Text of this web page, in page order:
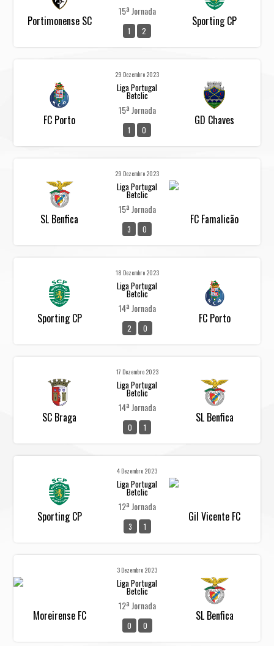
Portimonense SC
15ª Jornada
1 2
Sporting CP
FC Porto
29 Dezembro 2023
Liga Portugal
Betclic
15ª Jornada
1 0
GD Chaves
SL Benfica
29 Dezembro 2023
Liga Portugal
Betclic
15ª Jornada
3 0
FC Famalicão
Sporting CP
18 Dezembro 2023
Liga Portugal
Betclic
14ª Jornada
2 0
FC Porto
SC Braga
17 Dezembro 2023
Liga Portugal
Betclic
14ª Jornada
0 1
SL Benfica
Sporting CP
4 Dezembro 2023
Liga Portugal
Betclic
12ª Jornada
3 1
Gil Vicente FC
Moreirense FC
3 Dezembro 2023
Liga Portugal
Betclic
12ª Jornada
0 0
SL Benfica